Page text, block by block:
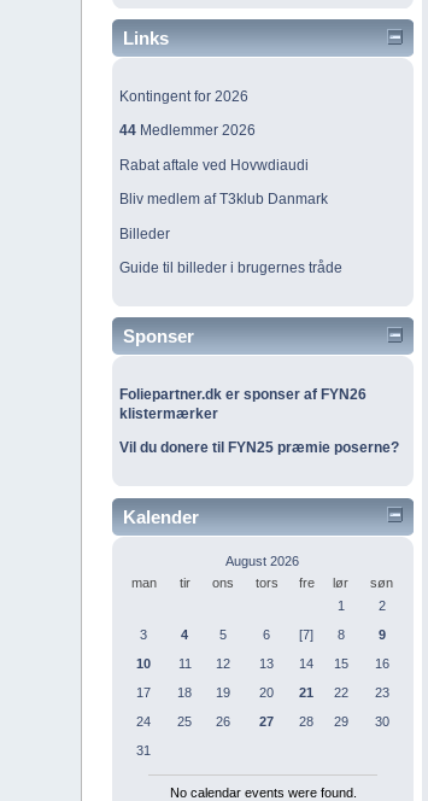
Links
Kontingent for 2026
44 Medlemmer 2026
Rabat aftale ved Hovwdiaudi
Bliv medlem af T3klub Danmark
Billeder
Guide til billeder i brugernes tråde
Sponser
Foliepartner.dk er sponser af FYN26
klistermærker
Vil du donere til FYN25 præmie poserne?
Kalender
August 2026
man
tir ons tors fre lør
søn
1
2
3
4 5 6 [7] 8
9
10
11 12 13 14 15
16
17
18 19 20 21 22
23
24
25 26 27 28 29
30
31
No calendar events were found.